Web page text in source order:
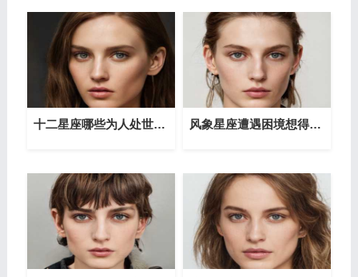
十二星座哪些为人处世精明 风象星座遭遇困境想得到何种安慰？